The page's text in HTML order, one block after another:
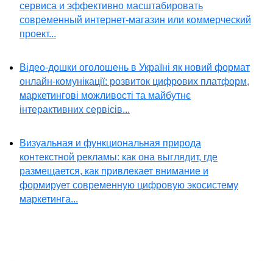
сервиса и эффективно масштабировать
современный интернет-магазин или коммерческий
проект...
Відео-дошки оголошень в Україні як новий формат
онлайн-комунікації: розвиток цифрових платформ,
маркетингові можливості та майбутнє
інтерактивних сервісів...
Визуальная и функциональная природа
контекстной рекламы: как она выглядит, где
размещается, как привлекает внимание и
формирует современную цифровую экосистему
маркетинга...